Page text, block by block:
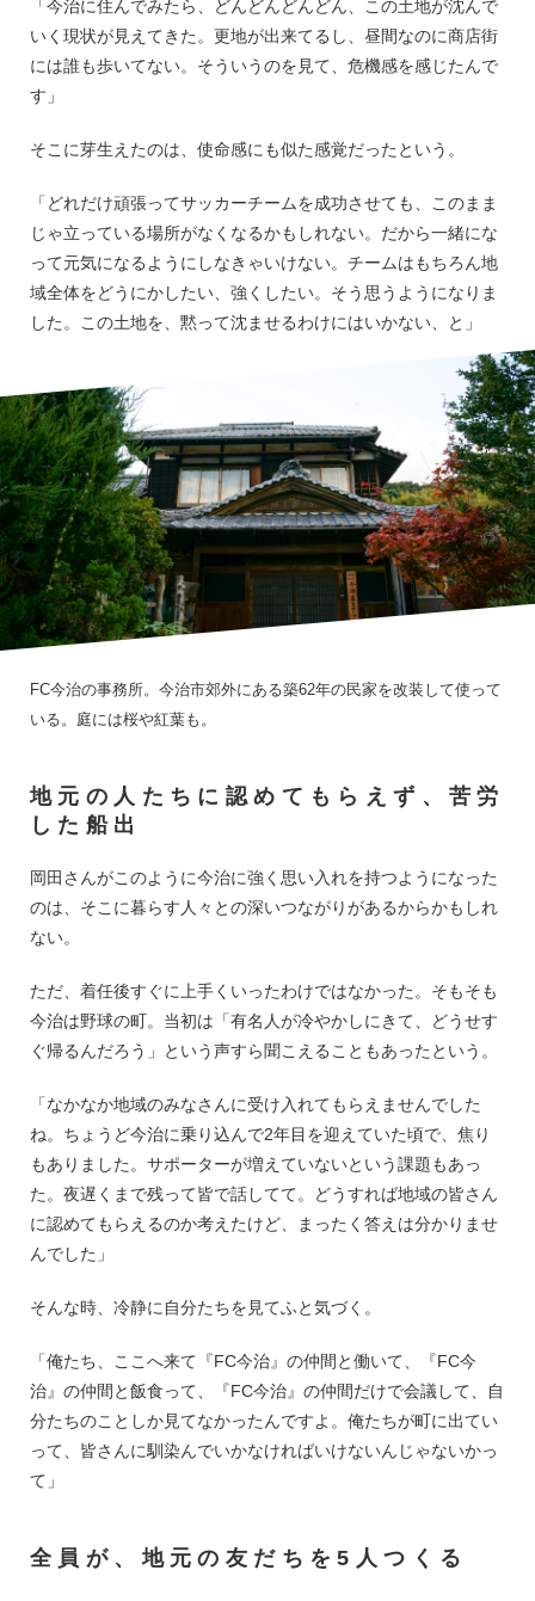
「今治に住んでみたら、どんどんどんどん、この土地が沈んで
いく現状が見えてきた。更地が出来てるし、昼間なのに商店街
には誰も歩いてない。そういうのを見て、危機感を感じたんで
す」
そこに芽生えたのは、使命感にも似た感覚だったという。
「どれだけ頑張ってサッカーチームを成功させても、このまま
じゃ立っている場所がなくなるかもしれない。だから一緒にな
って元気になるようにしなきゃいけない。チームはもちろん地
域全体をどうにかしたい、強くしたい。そう思うようになりま
した。この土地を、黙って沈ませるわけにはいかない、と」
FC今治の事務所。今治市郊外にある築62年の民家を改装して使って
いる。庭には桜や紅葉も。
地元の人たちに認めてもらえず、苦労
した船出
岡田さんがこのように今治に強く思い入れを持つようになった
のは、そこに暮らす人々との深いつながりがあるからかもしれ
ない。
ただ、着任後すぐに上手くいったわけではなかった。そもそも
今治は野球の町。当初は「有名人が冷やかしにきて、どうせす
ぐ帰るんだろう」という声すら聞こえることもあったという。
「なかなか地域のみなさんに受け入れてもらえませんでした
ね。ちょうど今治に乗り込んで2年目を迎えていた頃で、焦り
もありました。サポーターが増えていないという課題もあっ
た。夜遅くまで残って皆で話してて。どうすれば地域の皆さん
に認めてもらえるのか考えたけど、まったく答えは分かりませ
んでした」
そんな時、冷静に自分たちを見てふと気づく。
「俺たち、ここへ来て『FC今治』の仲間と働いて、『FC今
治』の仲間と飯食って、『FC今治』の仲間だけで会議して、自
分たちのことしか見てなかったんですよ。俺たちが町に出てい
って、皆さんに馴染んでいかなければいけないんじゃないかっ
て」
全員が、地元の友だちを5人つくる